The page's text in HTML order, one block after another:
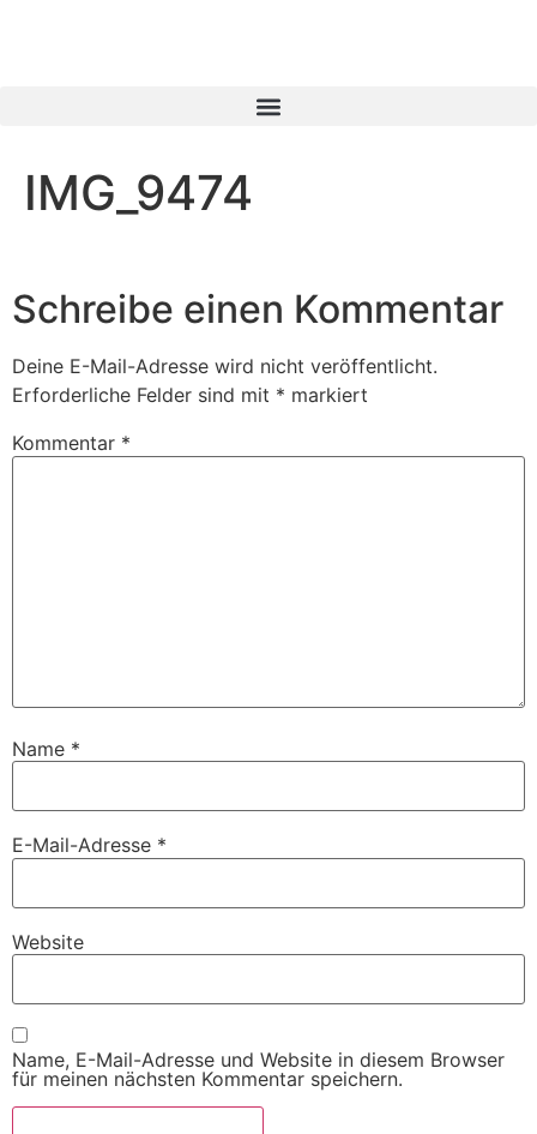
IMG_9474
Schreibe einen Kommentar
Deine E-Mail-Adresse wird nicht veröffentlicht.
Erforderliche Felder sind mit * markiert
Kommentar *
Name *
E-Mail-Adresse *
Website
Name, E-Mail-Adresse und Website in diesem Browser
für meinen nächsten Kommentar speichern.